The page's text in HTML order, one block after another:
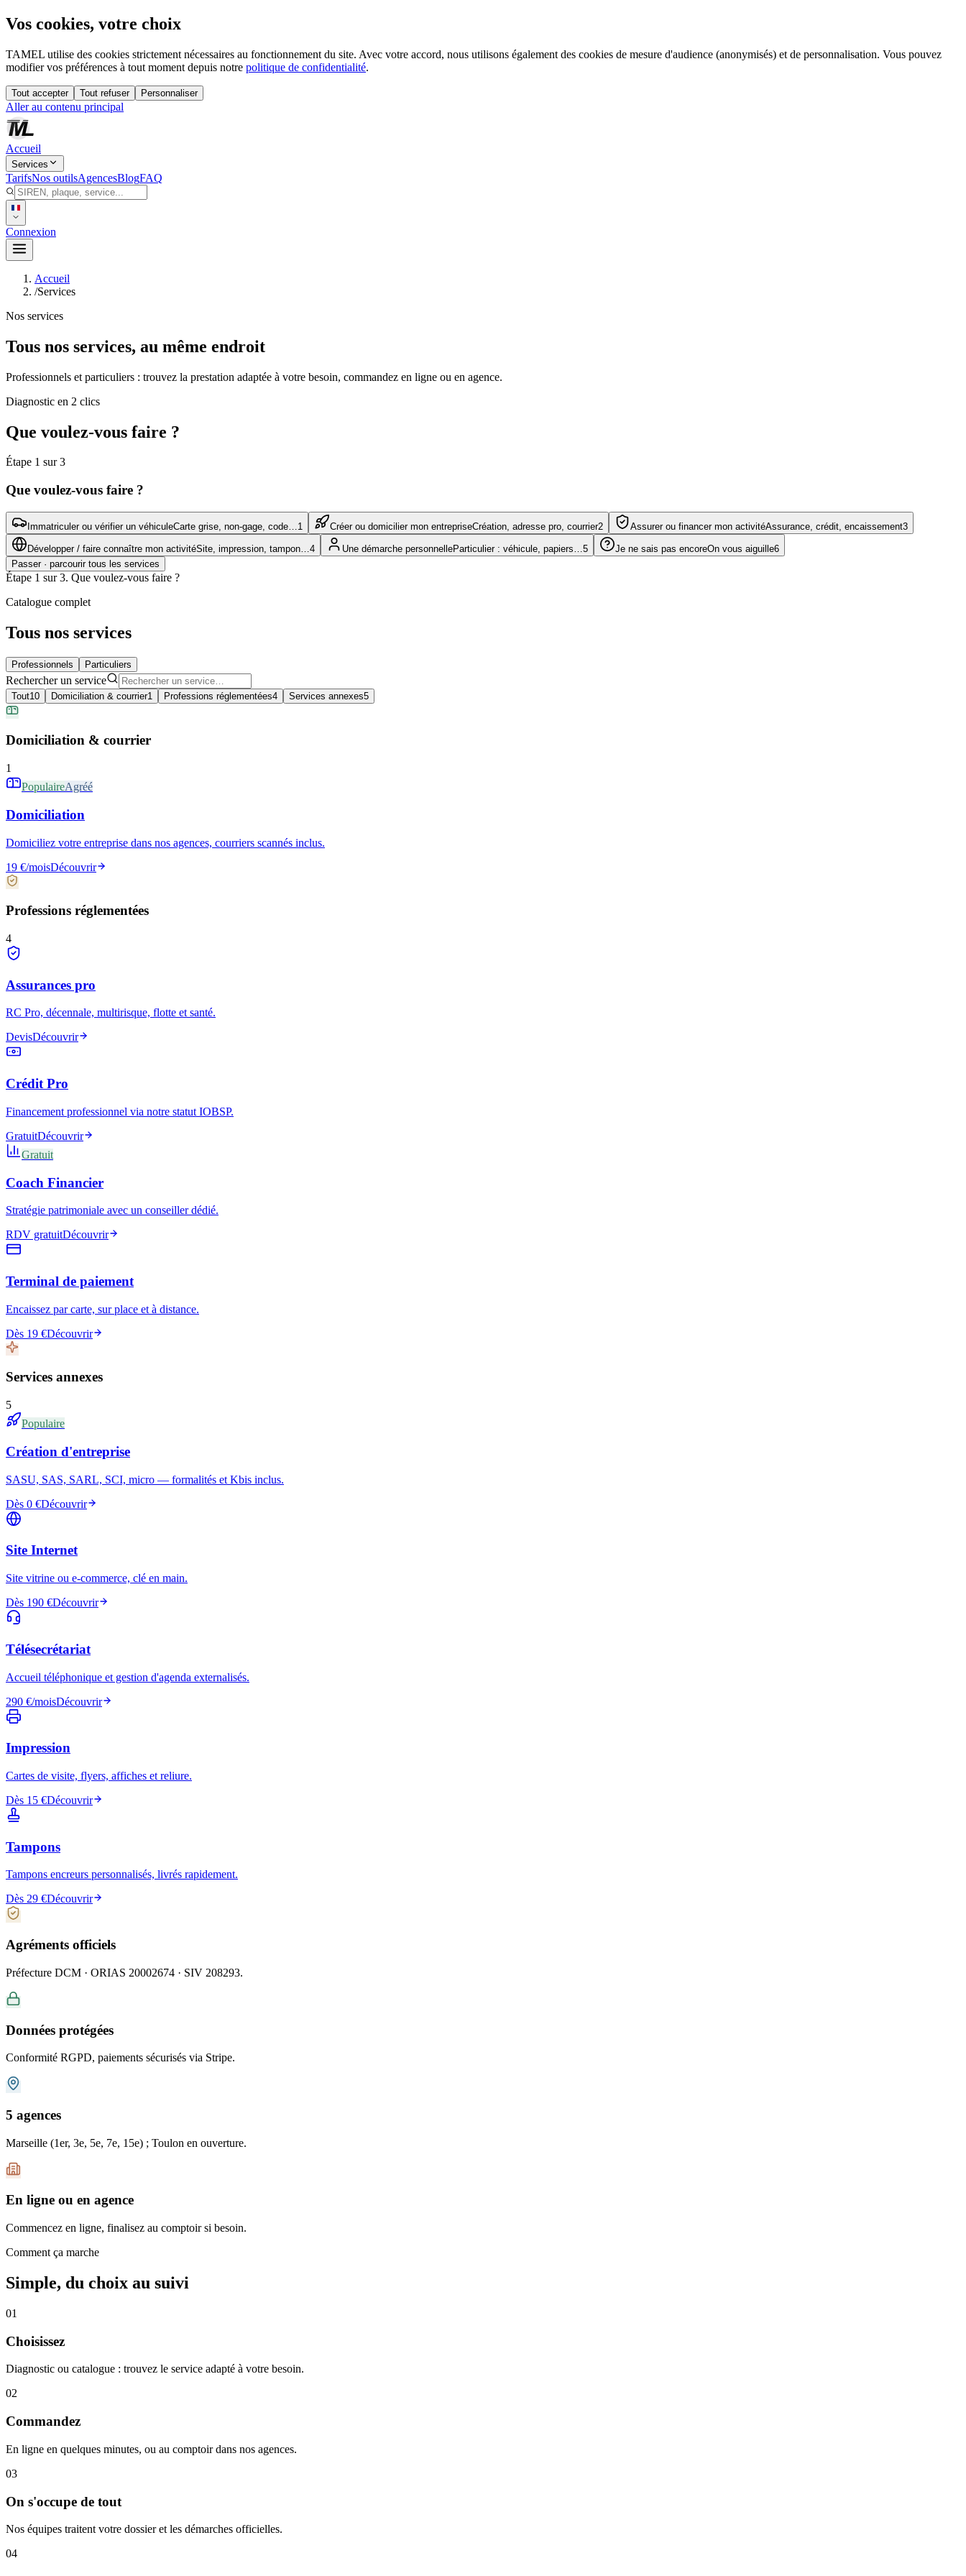
Vos cookies, votre choix
TAMEL utilise des cookies strictement nécessaires au fonctionnement du site. Avec votre accord, nous utilisons également des cookies de mesure d'audience (anonymisés) et de personnalisation. Vous pouvez
modifier vos préférences à tout moment depuis notre politique de confidentialité.
Tout accepter Tout refuser Personnaliser
Aller au contenu principal
Accueil
Services
TarifsNos outilsAgencesBlogFAQ
Connexion
Accueil
/Services
Nos services
Tous nos services, au même endroit
Professionnels et particuliers : trouvez la prestation adaptée à votre besoin, commandez en ligne ou en agence.
Diagnostic en 2 clics
Que voulez-vous faire ?
Étape 1 sur 3
Que voulez-vous faire ?
Immatriculer ou vérifier un véhiculeCarte grise, non-gage, code… 1 Créer ou domicilier mon entrepriseCréation, adresse pro, courrier2 Assurer ou financer mon activitéAssurance, crédit, encaissement3
Développer / faire connaître mon activitéSite, impression, tampon… 4 Une démarche personnelleParticulier : véhicule, papiers… 5 Je ne sais pas encoreOn vous aiguille6
Passer · parcourir tous les services
Étape 1 sur 3. Que voulez-vous faire ?
Catalogue complet
Tous nos services
Professionnels Particuliers
Rechercher un service
Tout10 Domiciliation & courrier1 Professions réglementées4 Services annexes5
Domiciliation & courrier
1
PopulaireAgréé
Domiciliation
Domiciliez votre entreprise dans nos agences, courriers scannés inclus.
19 €/moisDécouvrir
Professions réglementées
4
Assurances pro
RC Pro, décennale, multirisque, flotte et santé.
DevisDécouvrir
Crédit Pro
Financement professionnel via notre statut IOBSP.
GratuitDécouvrir
Gratuit
Coach Financier
Stratégie patrimoniale avec un conseiller dédié.
RDV gratuitDécouvrir
Terminal de paiement
Encaissez par carte, sur place et à distance.
Dès 19 €Découvrir
Services annexes
5
Populaire
Création d'entreprise
SASU, SAS, SARL, SCI, micro — formalités et Kbis inclus.
Dès 0 €Découvrir
Site Internet
Site vitrine ou e-commerce, clé en main.
Dès 190 €Découvrir
Télésecrétariat
Accueil téléphonique et gestion d'agenda externalisés.
290 €/moisDécouvrir
Impression
Cartes de visite, flyers, affiches et reliure.
Dès 15 €Découvrir
Tampons
Tampons encreurs personnalisés, livrés rapidement.
Dès 29 €Découvrir
Agréments officiels
Préfecture DCM · ORIAS 20002674 · SIV 208293.
Données protégées
Conformité RGPD, paiements sécurisés via Stripe.
5 agences
Marseille (1er, 3e, 5e, 7e, 15e) ; Toulon en ouverture.
En ligne ou en agence
Commencez en ligne, finalisez au comptoir si besoin.
Comment ça marche
Simple, du choix au suivi
01
Choisissez
Diagnostic ou catalogue : trouvez le service adapté à votre besoin.
02
Commandez
En ligne en quelques minutes, ou au comptoir dans nos agences.
03
On s'occupe de tout
Nos équipes traitent votre dossier et les démarches officielles.
04